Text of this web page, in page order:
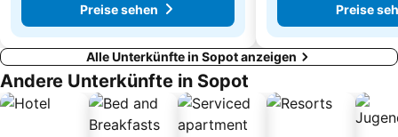
Preise sehen
Preise
Alle Unterkünfte in Sopot anzeigen
Andere Unterkünfte in Sopot